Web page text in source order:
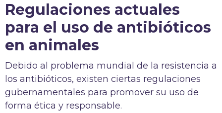
Regulaciones actuales
para el uso de antibióticos
en animales
Debido al problema mundial de la resistencia a
los antibióticos, existen ciertas regulaciones
gubernamentales para promover su uso de
forma ética y responsable.